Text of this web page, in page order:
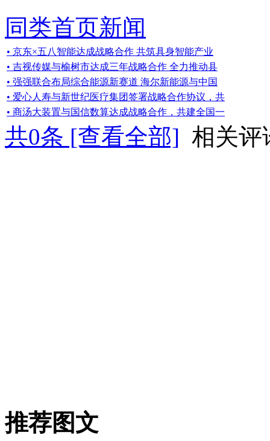
同类首页新闻
• 京东×五八智能达成战略合作 共筑具身智能产业
• 吉视传媒与榆树市达成三年战略合作 全力推动县
• 强强联合布局综合能源新赛道 海尔新能源与中国
• 爱心人寿与新世纪医疗集团签署战略合作协议，共
• 商汤大装置与国信数算达成战略合作，共建全国一
共0条 [查看全部] 相关评
推荐图文